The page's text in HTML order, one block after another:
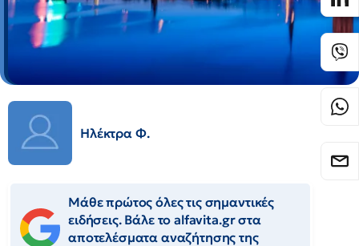
Ηλέκτρα Φ.
Μάθε πρώτος όλες τις σημαντικές
ειδήσεις. Βάλε το alfavita.gr στα
αποτελέσματα αναζήτησης της